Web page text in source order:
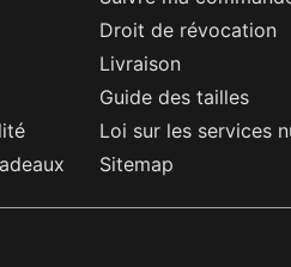
Droit de révocation
Livraison
Guide des tailles
Loi sur les services
Sitemap